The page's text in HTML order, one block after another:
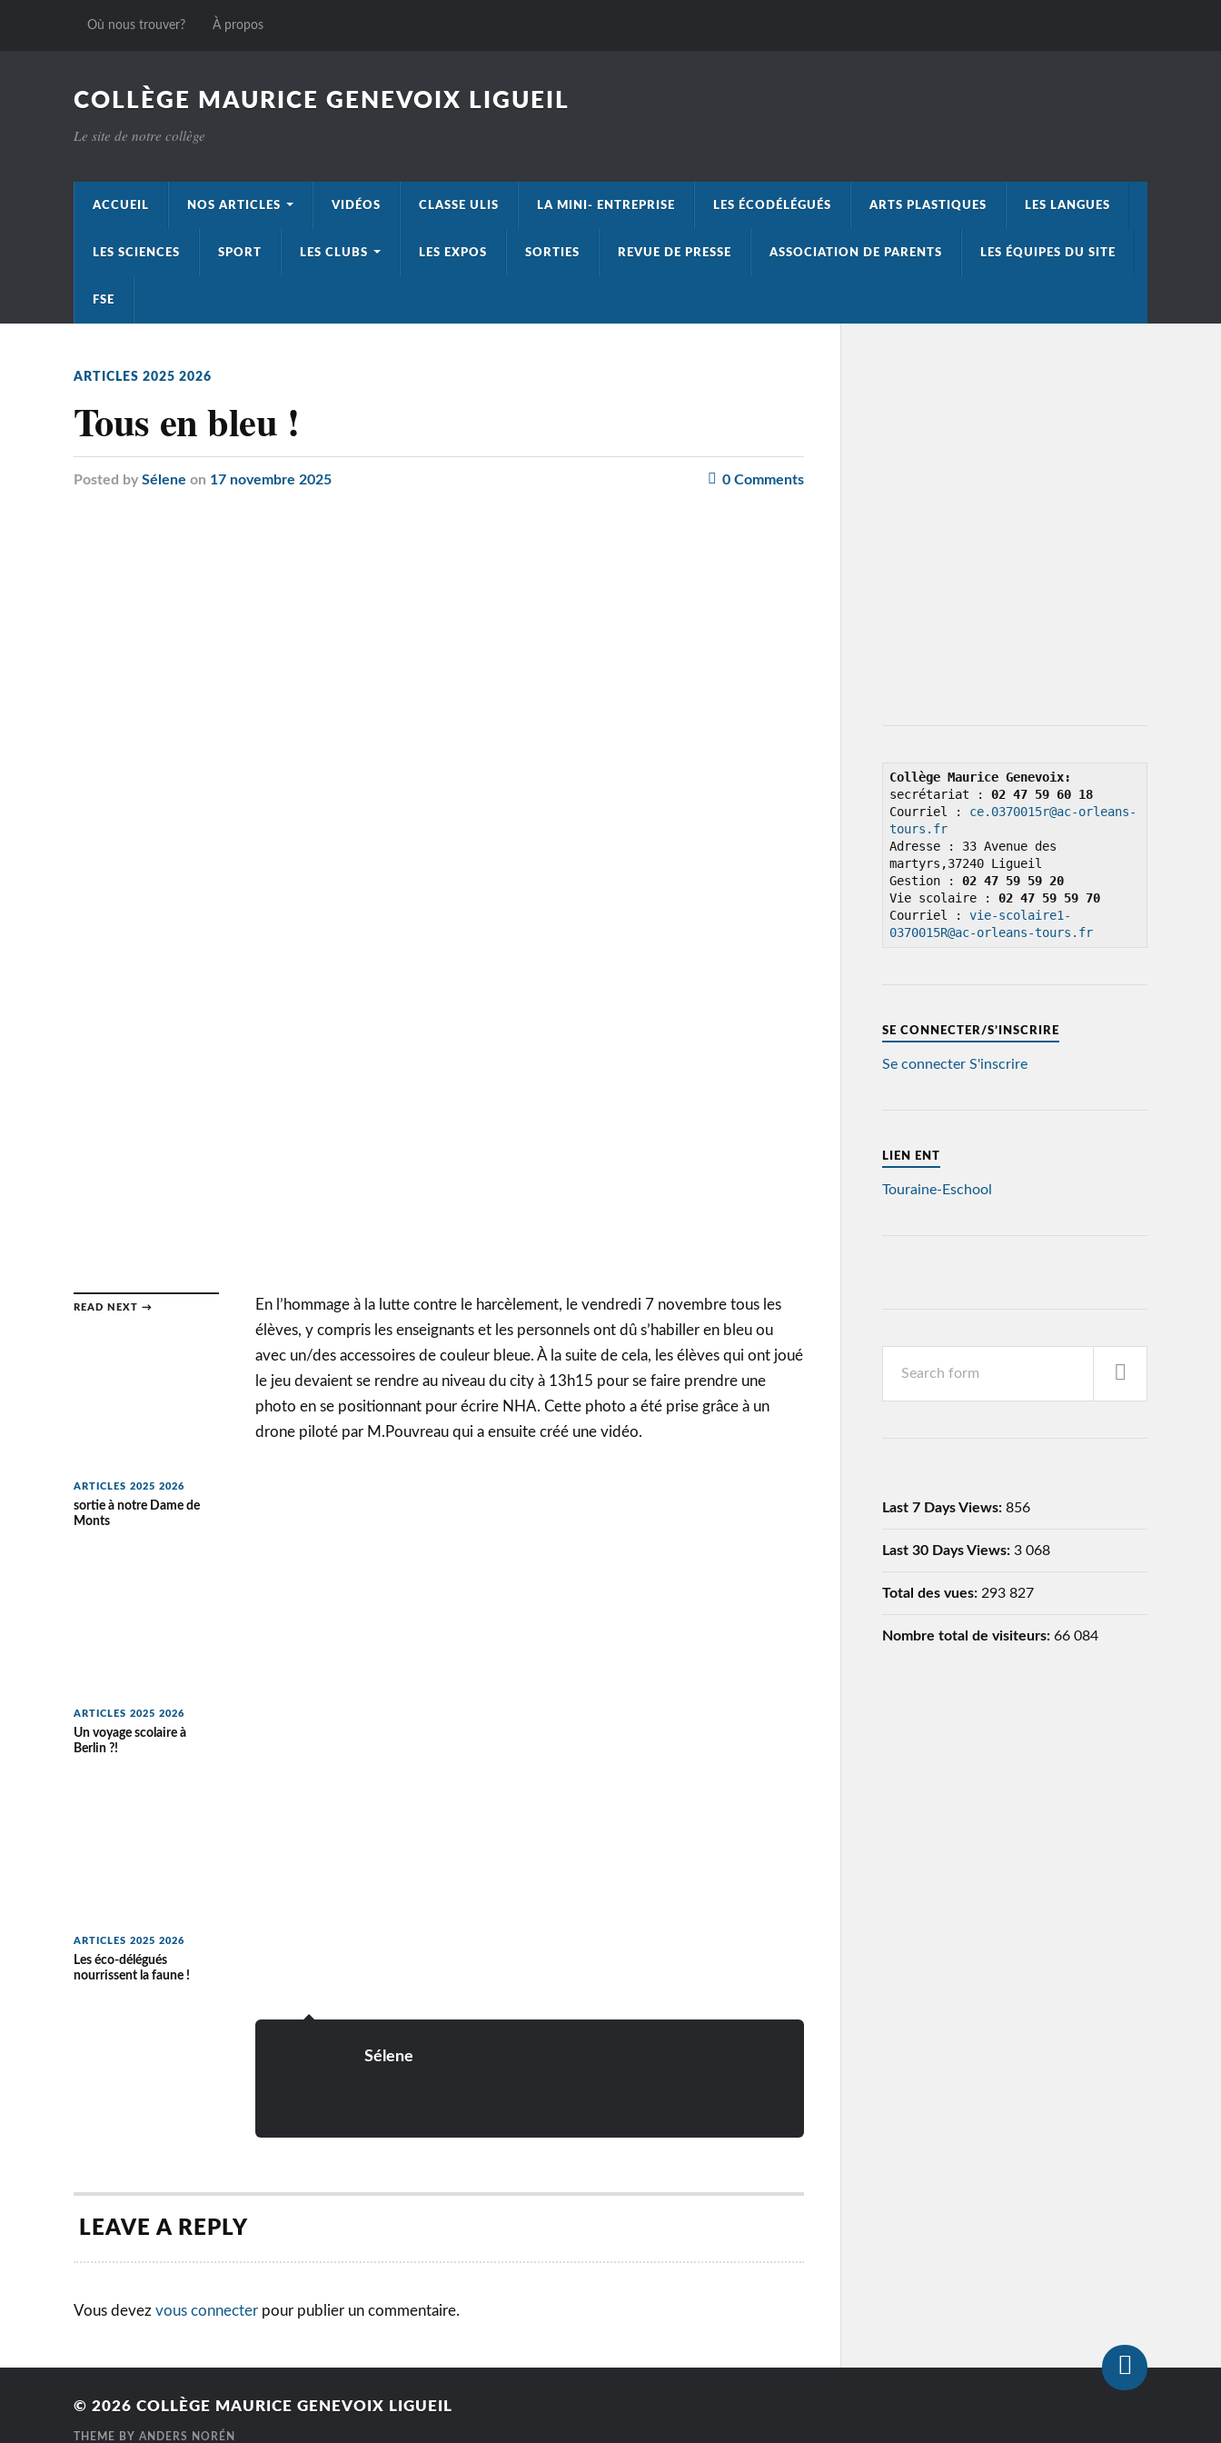
Où nous trouver? À propos
COLLÈGE MAURICE GENEVOIX LIGUEIL
Le site de notre collège
ACCUEIL NOS ARTICLES VIDÉOS CLASSE ULIS LA MINI- ENTREPRISE LES ÉCODÉLÉGUÉS ARTS PLASTIQUES LES LANGUES
LES SCIENCES SPORT LES CLUBS LES EXPOS SORTIES REVUE DE PRESSE ASSOCIATION DE PARENTS LES ÉQUIPES DU SITE
FSE
ARTICLES 2025 2026
Tous en bleu !
Posted by Sélene on 17 novembre 2025 0Comments
READ NEXT →
ARTICLES 2025 2026
sortie à notre Dame de
Monts
ARTICLES 2025 2026
Un voyage scolaire à
Berlin ?!
ARTICLES 2025 2026
Les éco-délégués
nourrissent la faune !
En l’hommage à la lutte contre le harcèlement, le vendredi 7 novembre tous les
élèves, y compris les enseignants et les personnels ont dû s’habiller en bleu ou
avec un/des accessoires de couleur bleue. À la suite de cela, les élèves qui ont joué
le jeu devaient se rendre au niveau du city à 13h15 pour se faire prendre une
photo en se positionnant pour écrire NHA. Cette photo a été prise grâce à un
drone piloté par M.Pouvreau qui a ensuite créé une vidéo.
Sélene
LEAVE A REPLY
Vous devez vous connecterpour publier un commentaire.
Collège Maurice Genevoix:
secrétariat : 02 47 59 60 18
Courriel : ce.0370015r@ac-orleans-
tours.fr
Adresse : 33 Avenue des
martyrs,37240 Ligueil
Gestion : 02 47 59 59 20
Vie scolaire : 02 47 59 59 70
Courriel : vie-scolaire1-
0370015R@ac-orleans-tours.fr
SE CONNECTER/S’INSCRIRE
Se connecter S'inscrire
LIEN ENT
Touraine-Eschool
Last 7 Days Views: 856
Last 30 Days Views: 3 068
Total des vues: 293 827
Nombre total de visiteurs: 66 084
© 2026 COLLÈGE MAURICE GENEVOIX LIGUEIL
THEME BY ANDERS NORÉN